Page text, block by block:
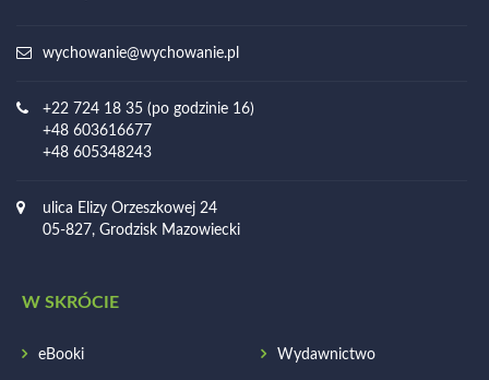
wychowanie@wychowanie.pl
+22 724 18 35 (po godzinie 16)
+48 603616677
+48 605348243
ulica Elizy Orzeszkowej 24
05-827, Grodzisk Mazowiecki
W SKRÓCIE
eBooki Wydawnictwo